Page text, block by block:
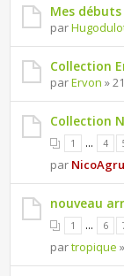
Mes
par
Collection
parErvon »
Collection
1 ... 4
par
nouveau
1 ... 6
partropique